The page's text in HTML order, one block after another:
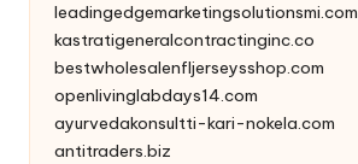
leadingedgemarketingsolutionsmi.com
kastratigeneralcontractinginc.co
bestwholesalenfljerseysshop.com
openlivinglabdays14.com
ayurvedakonsultti-kari-nokela.com
antitraders.biz